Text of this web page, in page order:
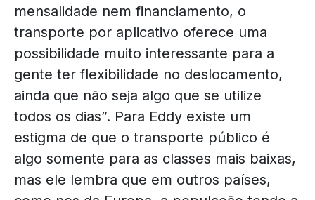
mensalidade nem financiamento, o
transporte por aplicativo oferece uma
possibilidade muito interessante para a
gente ter flexibilidade no deslocamento,
ainda que não seja algo que se utilize
todos os dias”. Para Eddy existe um
estigma de que o transporte público é
algo somente para as classes mais baixas,
mas ele lembra que em outros países,